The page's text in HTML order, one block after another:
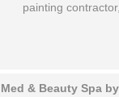
painting contractor,
Med & Beauty Spa